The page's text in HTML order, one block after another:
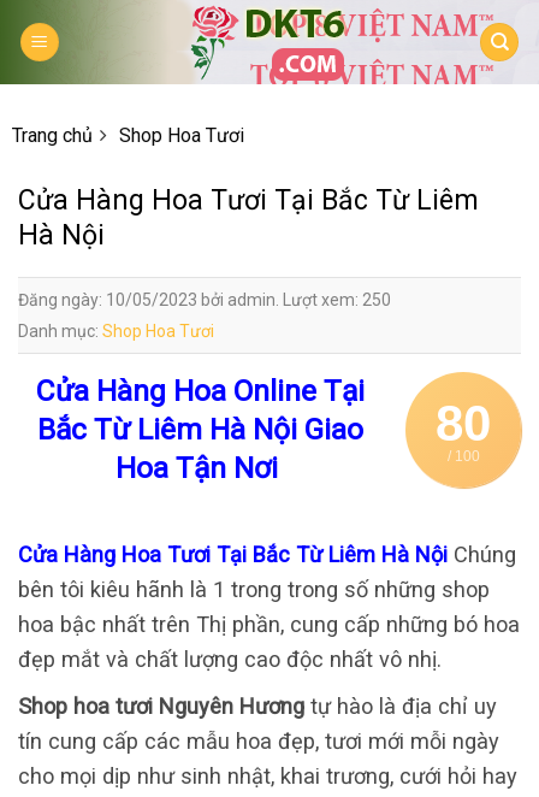
Trang chủ Shop Hoa Tươi
Cửa Hàng Hoa Tươi Tại Bắc Từ Liêm
Hà Nội
Đăng ngày: 10/05/2023 bởi admin. Lượt xem: 250
Danh mục: Shop Hoa Tươi
80
/ 100
Cửa Hàng Hoa Online Tại
Bắc Từ Liêm Hà Nội Giao
Hoa Tận Nơi
Cửa Hàng Hoa Tươi Tại Bắc Từ Liêm Hà Nội Chúng
bên tôi kiêu hãnh là 1 trong trong số những shop
hoa bậc nhất trên Thị phần, cung cấp những bó hoa
đẹp mắt và chất lượng cao độc nhất vô nhị.
Shop hoa tươi Nguyên Hương tự hào là địa chỉ uy
tín cung cấp các mẫu hoa đẹp, tươi mới mỗi ngày
cho mọi dịp như sinh nhật, khai trương, cưới hỏi hay